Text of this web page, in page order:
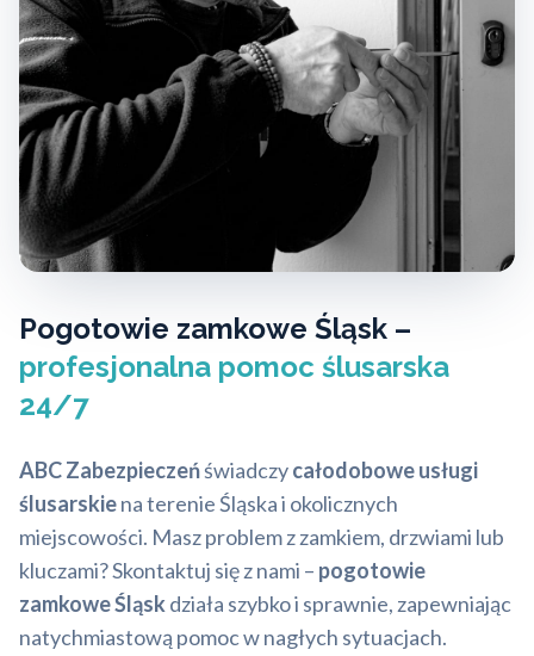
Pogotowie zamkowe Śląsk –
profesjonalna pomoc ślusarska
24/7
ABC Zabezpieczeńświadczycałodobowe usługi
ślusarskiena terenie Śląska i okolicznych
miejscowości. Masz problem z zamkiem, drzwiami lub
kluczami? Skontaktuj się z nami – pogotowie
zamkowe Śląsk działa szybko i sprawnie, zapewniając
natychmiastową pomoc w nagłych sytuacjach.